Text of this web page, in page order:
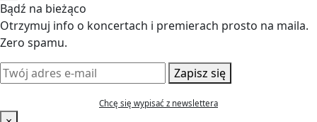
Bądź na bieżąco
Otrzymuj info o koncertach i premierach prosto na maila.
Zero spamu.
Zapisz się
Chcę się wypisać z newslettera